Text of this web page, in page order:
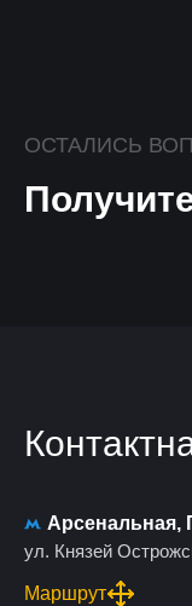
ОСТАЛИСЬ
Арсенальная,
ул. Князей
Маршрут